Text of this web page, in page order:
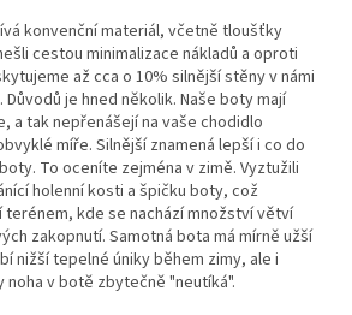
konvenční materiál, včetně tloušťky
cestou minimalizace nákladů a oproti
až cca o 10% silnější stěny v námi
je hned několik. Naše boty mají
a tak nepřenášejí na vaše chodidlo
míře. Silnější znamená lepší i co do
To oceníte zejména v zimě. Vyztužili
holenní kosti a špičku boty, což
kde se nachází množství větví
zakopnutí. Samotná bota má mírně užší
nižší tepelné úniky během zimy, ale i
noha v botě zbytečně "neutíká".